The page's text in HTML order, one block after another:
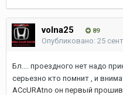
volna25 89
Опубликовано: 25
Бл.... проездного нет надо
серьезно кто помнит , и
ACcURAtno он первый